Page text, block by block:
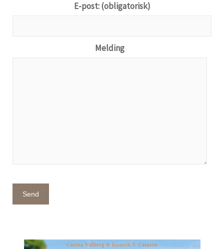
E-post: (obligatorisk)
Melding